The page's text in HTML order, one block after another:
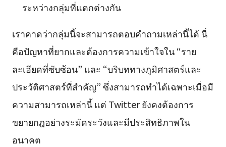
ระหว่างกลุ่มที่แตกต่างกัน
เราคาดว่ากลุ่มนี้จะสามารถตอบคำถามเหล่านี้ได้ นี่
คือปัญหาที่ยากและต้องการความเข้าใจใน “ราย
ละเอียดที่ซับซ้อน” และ “บริบททางภูมิศาสตร์และ
ประวัติศาสตร์ที่สำคัญ” ซึ่งสามารถทำได้เฉพาะเมื่อมี
ความสามารถเหล่านี้ แต่ Twitter ยังคงต้องการ
ขยายกฎอย่างระมัดระวังและมีประสิทธิภาพใน
อนาคต